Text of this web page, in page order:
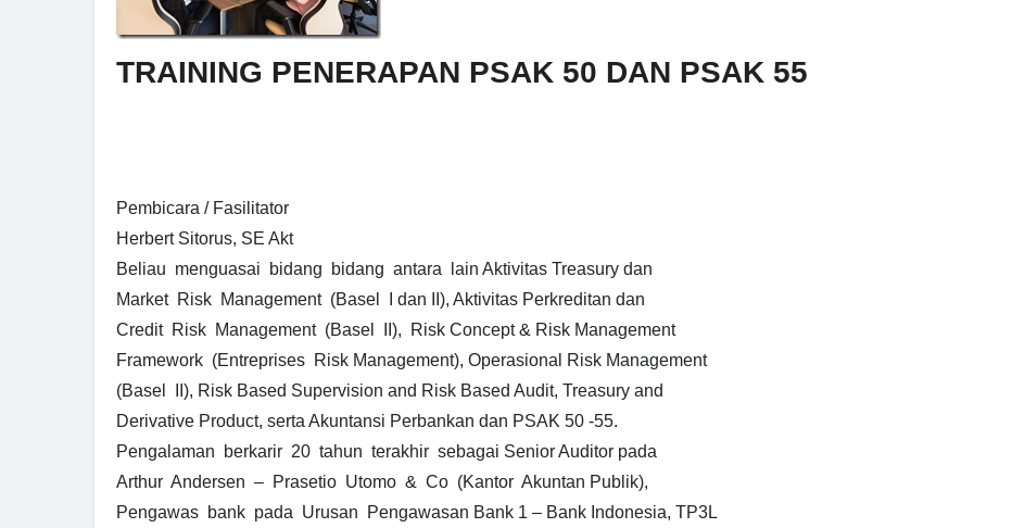
TRAINING PENERAPAN PSAK 50 DAN PSAK 55
Pembicara / Fasilitator
Herbert Sitorus, SE Akt
Beliau menguasai bidang bidang antara lain Aktivitas Treasury dan
Market Risk Management (Basel I dan II), Aktivitas Perkreditan dan
Credit Risk Management (Basel II), Risk Concept & Risk Management
Framework (Entreprises Risk Management), Operasional Risk Management
(Basel II), Risk Based Supervision and Risk Based Audit, Treasury and
Derivative Product, serta Akuntansi Perbankan dan PSAK 50 -55.
Pengalaman berkarir 20 tahun terakhir sebagai Senior Auditor pada
Arthur Andersen – Prasetio Utomo & Co (Kantor Akuntan Publik),
Pengawas bank pada Urusan Pengawasan Bank 1 – Bank Indonesia, TP3L